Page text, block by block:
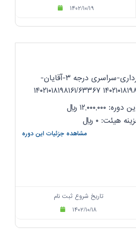
۱۴۰۲/۱۰/۱۹
مربیگری-وزنه برداری-سراسری درجه ۳-آقایان-
۱۲,۰۰۰,۰۰۰
ریال
هیئت: ۰
ریال
مشاهده جزئیات این دوره
تاریخ شروع ثبت نام
۱۴۰۲/۱۰/۱۸